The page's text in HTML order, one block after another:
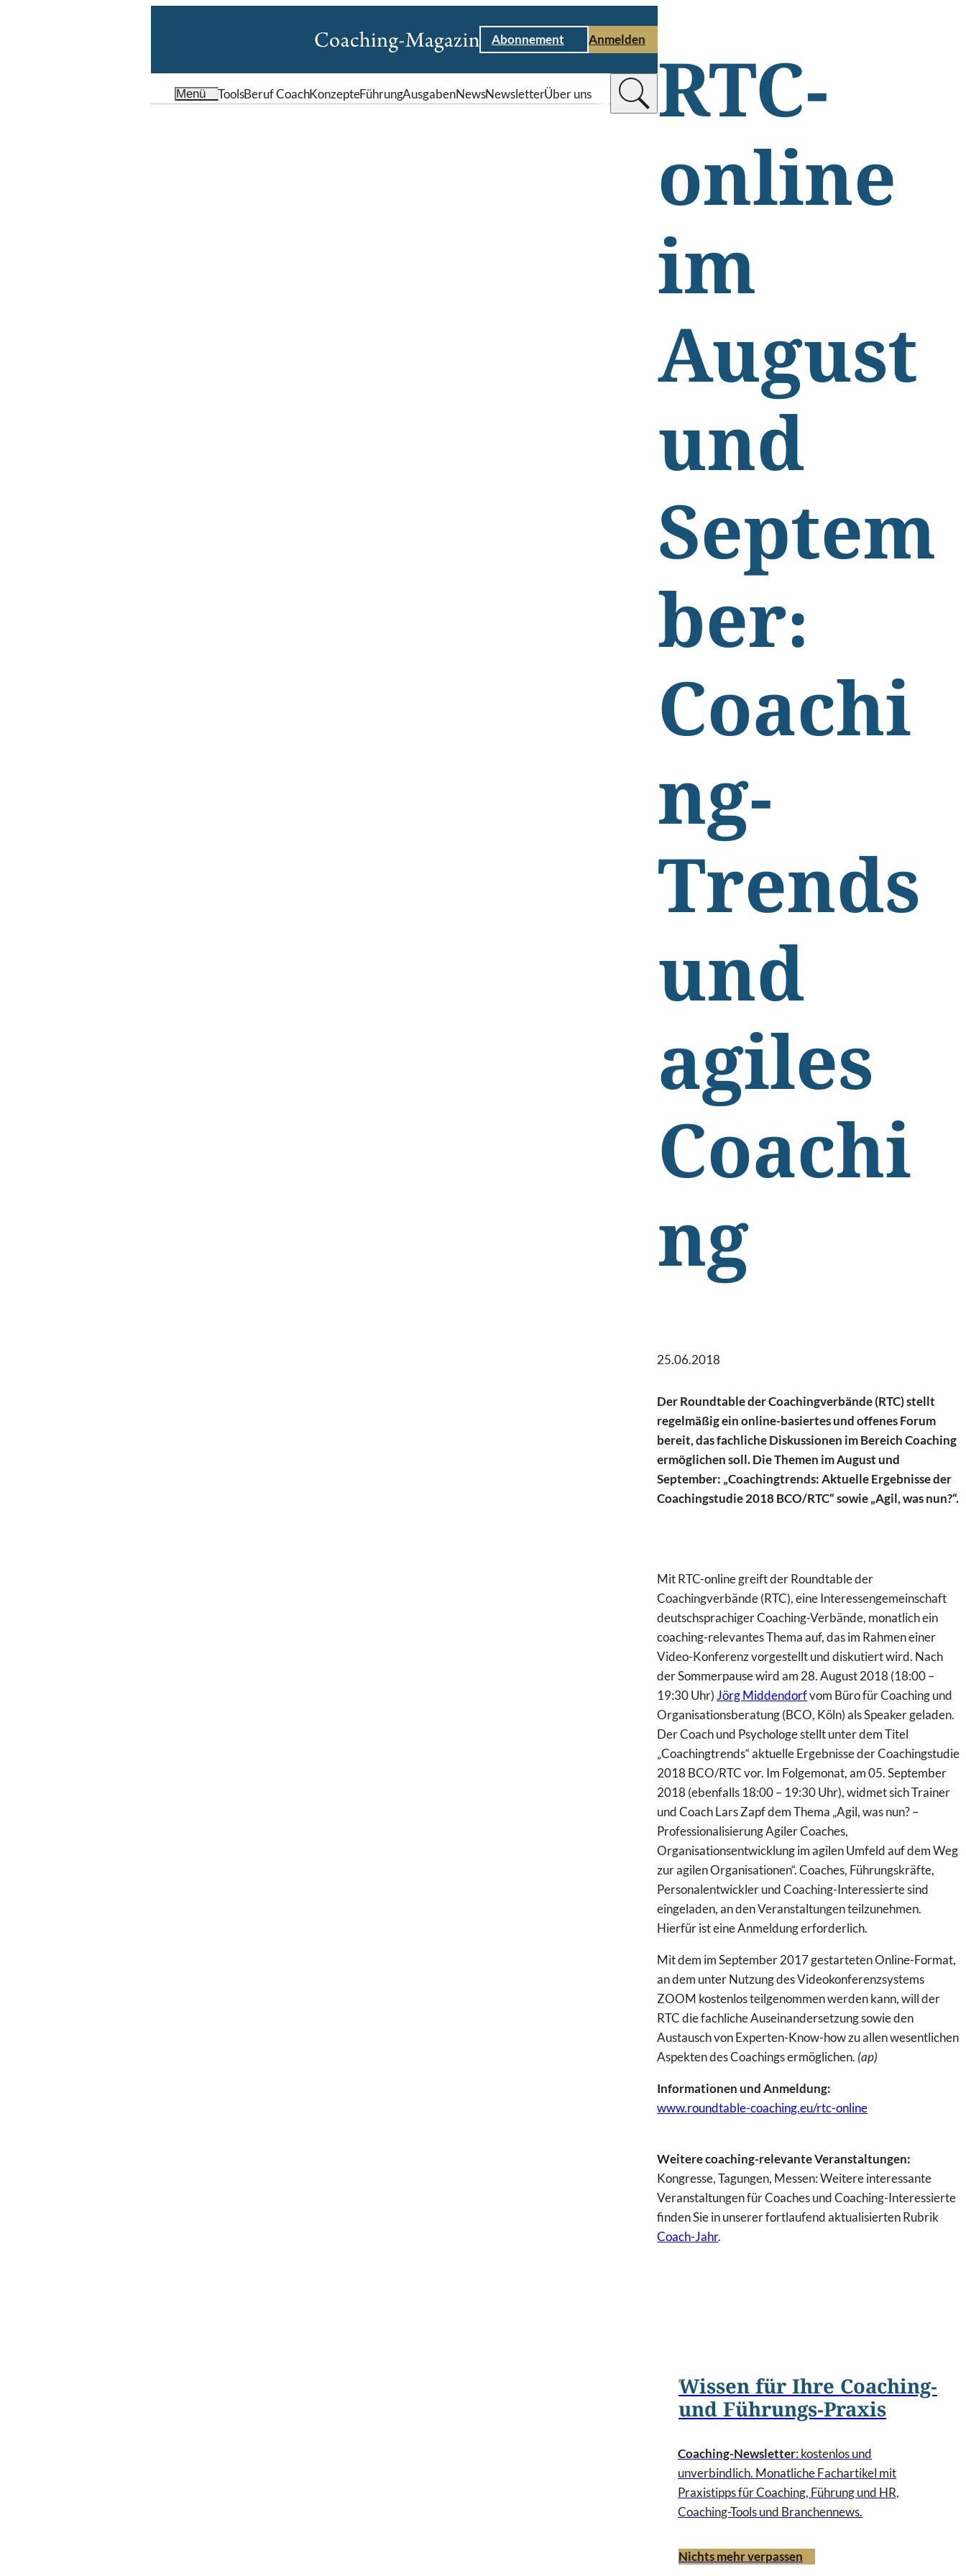
Abonnement Anmelden
Menü ToolsBeruf CoachKonzepteFührungAusgabenNewsNewsletterÜber uns
RTC-
online
im
August
und
Septem
ber:
Coachi
ng-
Trends
und
agiles
Coachi
ng
25.06.2018
Der Roundtable der Coachingverbände (RTC) stellt
regelmäßig ein online-basiertes und offenes Forum
bereit, das fachliche Diskussionen im Bereich Coaching
ermöglichen soll. Die Themen im August und
September: „Coachingtrends: Aktuelle Ergebnisse der
Coachingstudie 2018 BCO/RTC“ sowie „Agil, was nun?“.
Mit RTC-online greift der Roundtable der
Coachingverbände (RTC), eine Interessengemeinschaft
deutschsprachiger Coaching-Verbände, monatlich ein
coaching-relevantes Thema auf, das im Rahmen einer
Video-Konferenz vorgestellt und diskutiert wird. Nach
der Sommerpause wird am 28. August 2018 (18:00 –
19:30 Uhr) Jörg Middendorfvom Büro für Coaching und
Organisationsberatung (BCO, Köln) als Speaker geladen.
Der Coach und Psychologe stellt unter dem Titel
„Coachingtrends“ aktuelle Ergebnisse der Coachingstudie
2018 BCO/RTC vor. Im Folgemonat, am 05. September
2018 (ebenfalls 18:00 – 19:30 Uhr), widmet sich Trainer
und Coach Lars Zapf dem Thema „Agil, was nun? –
Professionalisierung Agiler Coaches,
Organisationsentwicklung im agilen Umfeld auf dem Weg
zur agilen Organisationen“. Coaches, Führungskräfte,
Personalentwickler und Coaching-Interessierte sind
eingeladen, an den Veranstaltungen teilzunehmen.
Hierfür ist eine Anmeldung erforderlich.
Mit dem im September 2017 gestarteten Online-Format,
an dem unter Nutzung des Videokonferenzsystems
ZOOM kostenlos teilgenommen werden kann, will der
RTC die fachliche Auseinandersetzung sowie den
Austausch von Experten-Know-how zu allen wesentlichen
Aspekten des Coachings ermöglichen. (ap)
Informationen und Anmeldung:
www.roundtable-coaching.eu/rtc-online
Weitere coaching-relevante Veranstaltungen:
Kongresse, Tagungen, Messen: Weitere interessante
Veranstaltungen für Coaches und Coaching-Interessierte
finden Sie in unserer fortlaufend aktualisierten Rubrik
Coach-Jahr.
Wissen für Ihre Coaching-
und Führungs-Praxis
Coaching-Newsletter: kostenlos und
unverbindlich. Monatliche Fachartikel mit
Praxistipps für Coaching, Führung und HR,
Coaching-Tools und Branchennews.
Nichts mehr verpassen